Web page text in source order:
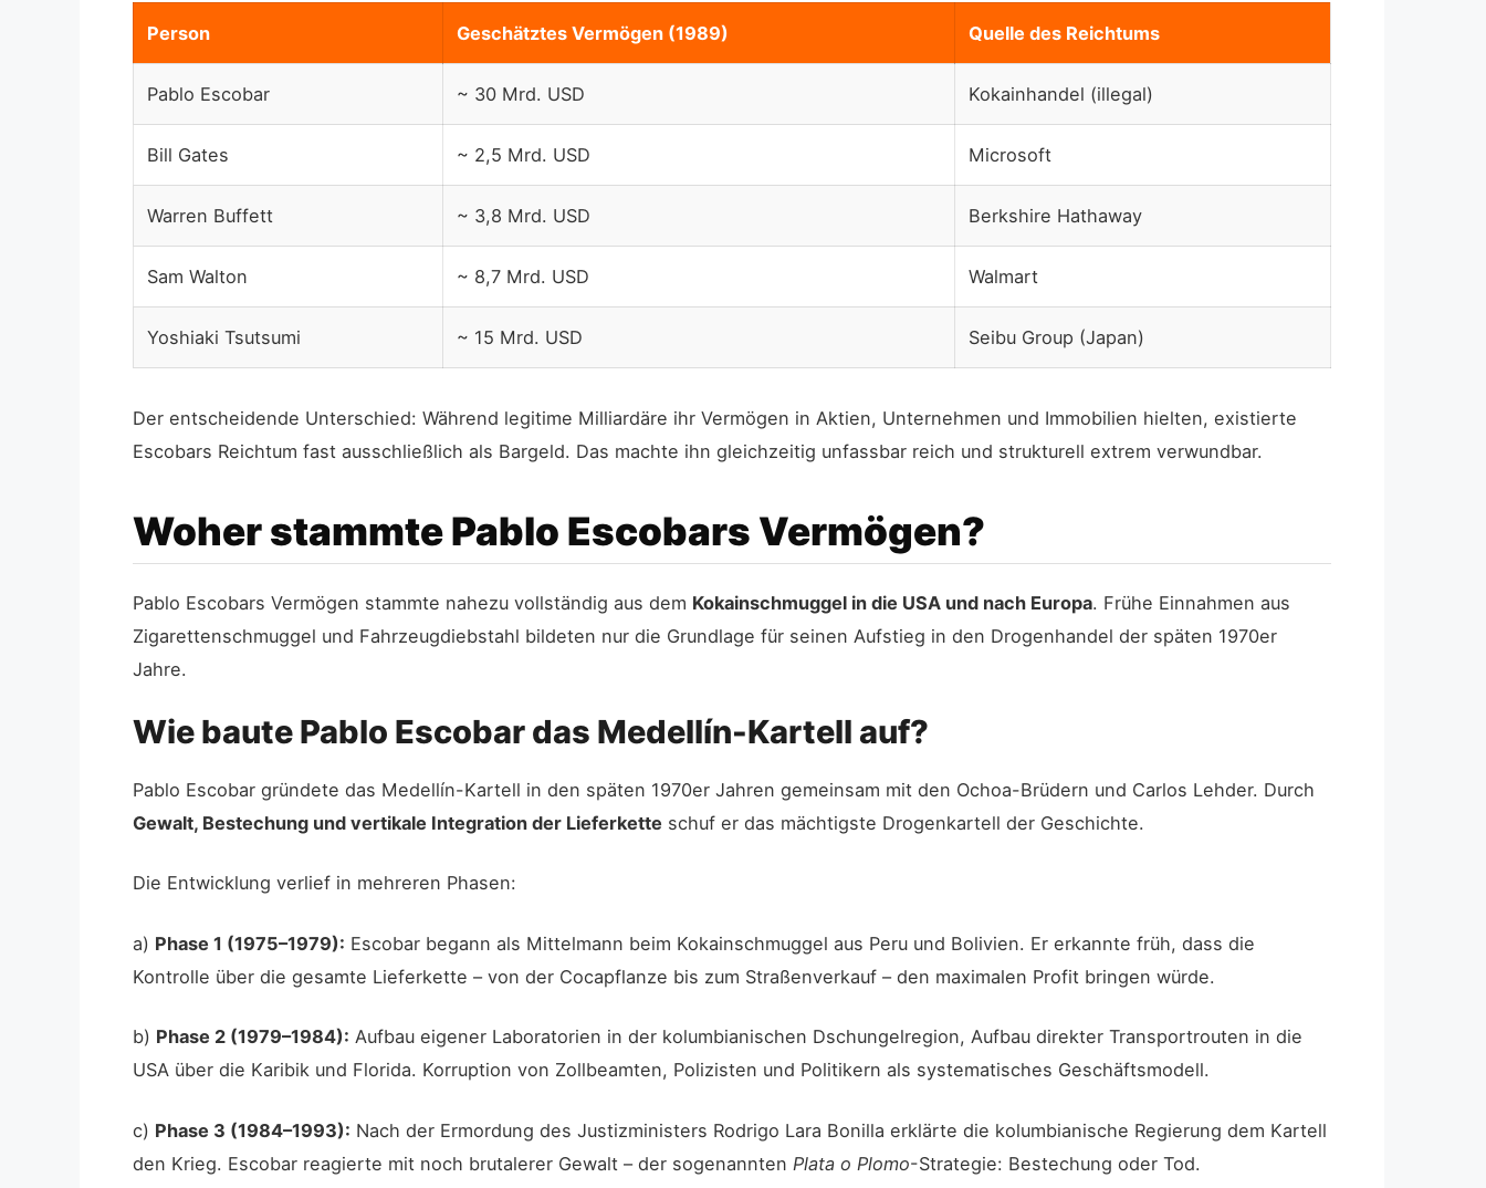
Person Geschätztes Vermögen (1989) Quelle des Reichtums
Pablo Escobar ~ 30 Mrd. USD Kokainhandel (illegal)
Bill Gates ~ 2,5 Mrd. USD Microsoft
Warren Buffett ~ 3,8 Mrd. USD Berkshire Hathaway
Sam Walton ~ 8,7 Mrd. USD Walmart
Yoshiaki Tsutsumi ~ 15 Mrd. USD Seibu Group (Japan)
Der entscheidende Unterschied: Während legitime Milliardäre ihr Vermögen in Aktien, Unternehmen und Immobilien hielten, existierte
Escobars Reichtum fast ausschließlich als Bargeld. Das machte ihn gleichzeitig unfassbar reich und strukturell extrem verwundbar.
Woher stammte Pablo Escobars Vermögen?
Pablo Escobars Vermögen stammte nahezu vollständig aus dem Kokainschmuggel in die USA und nach Europa. Frühe Einnahmen aus
Zigarettenschmuggel und Fahrzeugdiebstahl bildeten nur die Grundlage für seinen Aufstieg in den Drogenhandel der späten 1970er
Jahre.
Wie baute Pablo Escobar das Medellín-Kartell auf?
Pablo Escobar gründete das Medellín-Kartell in den späten 1970er Jahren gemeinsam mit den Ochoa-Brüdern und Carlos Lehder. Durch
Gewalt, Bestechung und vertikale Integration der Lieferkette schuf er das mächtigste Drogenkartell der Geschichte.
Die Entwicklung verlief in mehreren Phasen:
a) Phase 1 (1975–1979): Escobar begann als Mittelmann beim Kokainschmuggel aus Peru und Bolivien. Er erkannte früh, dass die
Kontrolle über die gesamte Lieferkette – von der Cocapflanze bis zum Straßenverkauf – den maximalen Profit bringen würde.
b) Phase 2 (1979–1984): Aufbau eigener Laboratorien in der kolumbianischen Dschungelregion, Aufbau direkter Transportrouten in die
USA über die Karibik und Florida. Korruption von Zollbeamten, Polizisten und Politikern als systematisches Geschäftsmodell.
c) Phase 3 (1984–1993): Nach der Ermordung des Justizministers Rodrigo Lara Bonilla erklärte die kolumbianische Regierung dem Kartell
den Krieg. Escobar reagierte mit noch brutalerer Gewalt – der sogenannten Plata o Plomo-Strategie: Bestechung oder Tod.